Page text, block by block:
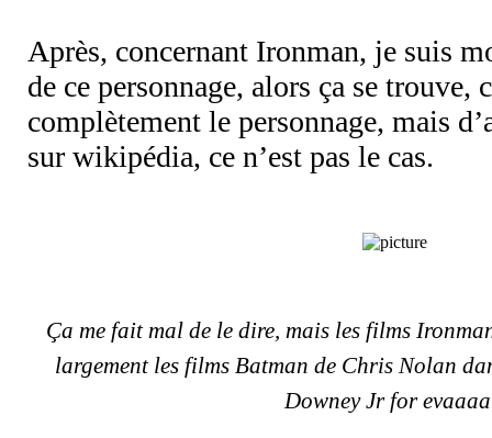
Après, concernant Ironman, je suis
de ce personnage, alors ça se trouve,
complètement le personnage, mais
sur wikipédia, ce n’est pas le cas.
Ça me fait mal de le dire, mais les films
largement les films Batman de Chris Nolan
Downey Jr for